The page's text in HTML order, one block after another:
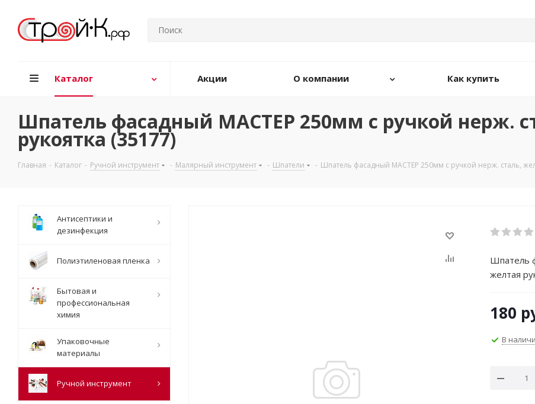
Каталог Акции О компании Как купить
Шпатель фасадный МАСТЕР 250мм с ручкой нерж.
рукоятка (35177)
Главная - Каталог - Ручной инструмент - Малярный инструмент - Шпатели - Шпатель фасадный МАСТЕР 250мм с ручкой нерж. сталь,
Шпатель
желтая
180
В
Антисептики и
дезинфекция
Полиэтиленовая пленка
Бытовая и
профессиональная
химия
Упаковочные
материалы
Ручной инструмент